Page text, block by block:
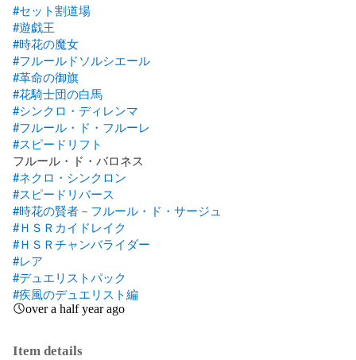
#セット割道場
#遊戯王
#時花の魔女
#フルールドソルシエール
#革命の御旗
#花騎士団の白馬
#シンクロ・ディレンマ
#フルール・ド・フルーレ
#スピードリフト
#ネクロ・シンクロン
#スピードリバース
#時花の賢者－フルール・ド・サージュ
#ＨＳＲカイドレイク
#ＨＳＲチャンバライダー
#レア
#デュエリストパック
#疾風のデュエリスト編
over a half year ago
Item details